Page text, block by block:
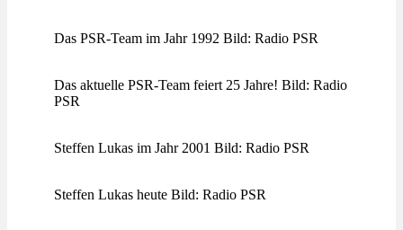
Das PSR-Team im Jahr 1992 Bild: Radio PSR
Das aktuelle PSR-Team feiert 25 Jahre! Bild: Radio
PSR
Steffen Lukas im Jahr 2001 Bild: Radio PSR
Steffen Lukas heute Bild: Radio PSR